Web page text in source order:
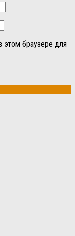
этом браузере для